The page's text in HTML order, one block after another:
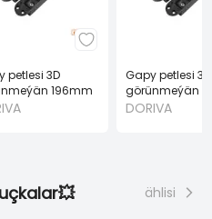
petlesi 3D
196mm
Gapy petlesi 3D
görünmeýän
40 KG gara
DORIVA
ählisi